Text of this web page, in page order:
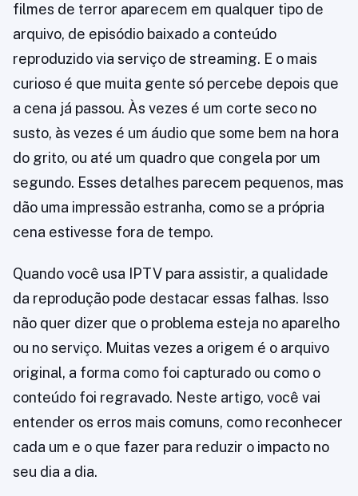
filmes de terror aparecem em qualquer tipo de
arquivo, de episódio baixado a conteúdo
reproduzido via serviço de streaming. E o mais
curioso é que muita gente só percebe depois que
a cena já passou. Às vezes é um corte seco no
susto, às vezes é um áudio que some bem na hora
do grito, ou até um quadro que congela por um
segundo. Esses detalhes parecem pequenos, mas
dão uma impressão estranha, como se a própria
cena estivesse fora de tempo.
Quando você usa IPTV para assistir, a qualidade
da reprodução pode destacar essas falhas. Isso
não quer dizer que o problema esteja no aparelho
ou no serviço. Muitas vezes a origem é o arquivo
original, a forma como foi capturado ou como o
conteúdo foi regravado. Neste artigo, você vai
entender os erros mais comuns, como reconhecer
cada um e o que fazer para reduzir o impacto no
seu dia a dia.